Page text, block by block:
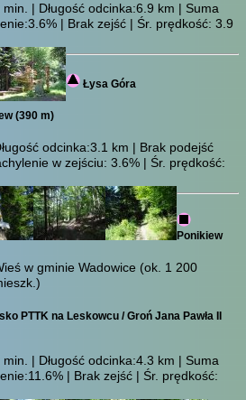
min. | Długość odcinka:6.9 km | Suma
| Brak zejść | Śr. prędkość: 3.9
Łysa Góra
(390 m)
odcinka:3.1 km | Brak podejść
w zejściu: 3.6% | Śr. prędkość:
Ponikiew
w gminie Wadowice (ok. 1 200
PTTK na Leskowcu / Groń Jana Pawła II
min. | Długość odcinka:4.3 km | Suma
| Brak zejść | Śr. prędkość: